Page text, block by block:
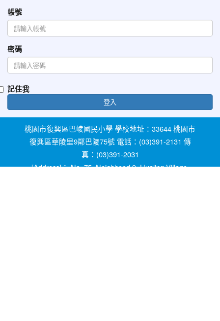
帳號
密碼
記住我
登入
桃園市復興區巴崚國民小學 學校地址：33644 桃園市
復興區華陵里9鄰巴陵75號 電話：(03)391-2131 傳
真：(03)391-2031
[Address]： No. 75, Neighhood 9, Hualing Village,